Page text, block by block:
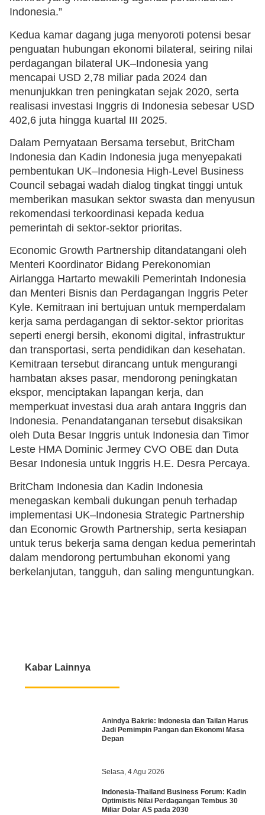
Indonesia.”
Kedua kamar dagang juga menyoroti potensi besar
penguatan hubungan ekonomi bilateral, seiring nilai
perdagangan bilateral UK–Indonesia yang
mencapai USD 2,78 miliar pada 2024 dan
menunjukkan tren peningkatan sejak 2020, serta
realisasi investasi Inggris di Indonesia sebesar USD
402,6 juta hingga kuartal III 2025.
Dalam Pernyataan Bersama tersebut, BritCham
Indonesia dan Kadin Indonesia juga menyepakati
pembentukan UK–Indonesia High-Level Business
Council sebagai wadah dialog tingkat tinggi untuk
memberikan masukan sektor swasta dan menyusun
rekomendasi terkoordinasi kepada kedua
pemerintah di sektor-sektor prioritas.
Economic Growth Partnership ditandatangani oleh
Menteri Koordinator Bidang Perekonomian
Airlangga Hartarto mewakili Pemerintah Indonesia
dan Menteri Bisnis dan Perdagangan Inggris Peter
Kyle. Kemitraan ini bertujuan untuk memperdalam
kerja sama perdagangan di sektor-sektor prioritas
seperti energi bersih, ekonomi digital, infrastruktur
dan transportasi, serta pendidikan dan kesehatan.
Kemitraan tersebut dirancang untuk mengurangi
hambatan akses pasar, mendorong peningkatan
ekspor, menciptakan lapangan kerja, dan
memperkuat investasi dua arah antara Inggris dan
Indonesia. Penandatanganan tersebut disaksikan
oleh Duta Besar Inggris untuk Indonesia dan Timor
Leste HMA Dominic Jermey CVO OBE dan Duta
Besar Indonesia untuk Inggris H.E. Desra Percaya.
BritCham Indonesia dan Kadin Indonesia
menegaskan kembali dukungan penuh terhadap
implementasi UK–Indonesia Strategic Partnership
dan Economic Growth Partnership, serta kesiapan
untuk terus bekerja sama dengan kedua pemerintah
dalam mendorong pertumbuhan ekonomi yang
berkelanjutan, tangguh, dan saling menguntungkan.
Kabar Lainnya
Anindya Bakrie: Indonesia dan Tailan Harus
Jadi Pemimpin Pangan dan Ekonomi Masa
Depan
Selasa, 4 Agu 2026
Indonesia-Thailand Business Forum: Kadin
Optimistis Nilai Perdagangan Tembus 30
Miliar Dolar AS pada 2030